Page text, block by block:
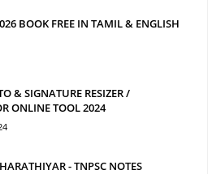
BOOK FREE IN TAMIL & ENGLISH
& SIGNATURE RESIZER /
ONLINE TOOL 2024
- TNPSC NOTES